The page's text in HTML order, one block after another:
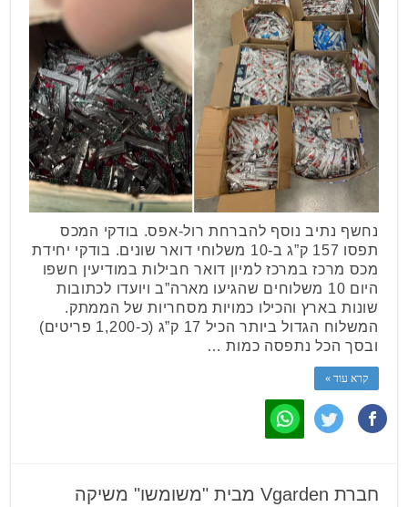
נחשף נתיב נוסף להברחת רול-אפס. בודקי המכס
תפסו 157 ק”ג ב-10 משלוחי דואר שונים. בודקי יחידת
מכס מרכז במרכז למיון דואר חבילות במודיעין חשפו
היום 10 משלוחים שהגיעו מארה”ב ויועדו לכתובות
שונות בארץ והכילו כמויות מסחריות של הממתק.
המשלוח הגדול ביותר הכיל 17 ק”ג (כ-1,200 פריטים)
ובסך הכל נתפסה כמות …
קרא עוד »
חברת Vgarden מבית "משומשו" משיקה